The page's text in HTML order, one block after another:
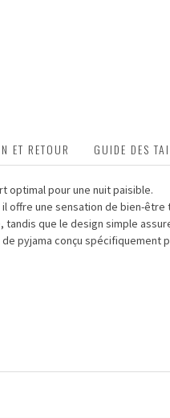
ET RETOUR GUIDE DES
optimal pour une nuit paisible.
offre une sensation de bien-
que le design simple
pyjama conçu